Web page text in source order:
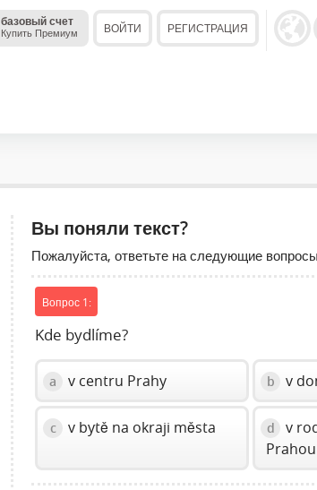
базовый счет
Купить Премиум ВОЙТИ РЕГИСТРАЦИЯ
Вы поняли текст?
Пожалуйста, ответьте на следующие
Вопрос 1:
Kde bydlíme?
a v centru Prahy b v
c v bytě na okraji města d
v
Prahou